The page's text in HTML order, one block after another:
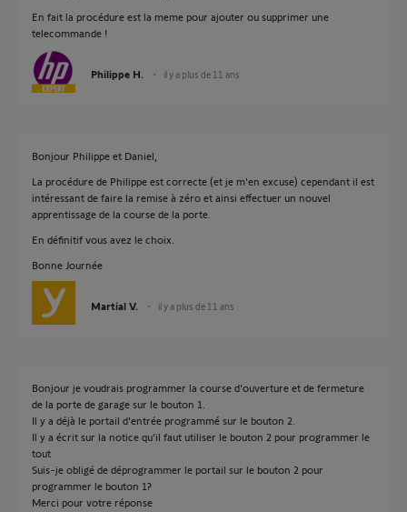
En fait la procédure est la meme pour ajouter ou supprimer une
telecommande !
Philippe H. il y a plus de 11 ans
Bonjour Philippe et Daniel,
La procédure de Philippe est correcte (et je m'en excuse) cependant il est
intéressant de faire la remise à zéro et ainsi effectuer un nouvel
apprentissage de la course de la porte.
En définitif vous avez le choix.
Bonne Journée
Martial V. il y a plus de 11 ans
Bonjour je voudrais programmer la course d'ouverture et de fermeture
de la porte de garage sur le bouton 1.
Il y a déjà le portail d'entrée programmé sur le bouton 2.
Il y a écrit sur la notice qu'il faut utiliser le bouton 2 pour programmer le
tout
Suis-je obligé de déprogrammer le portail sur le bouton 2 pour
programmer le bouton 1?
Merci pour votre réponse